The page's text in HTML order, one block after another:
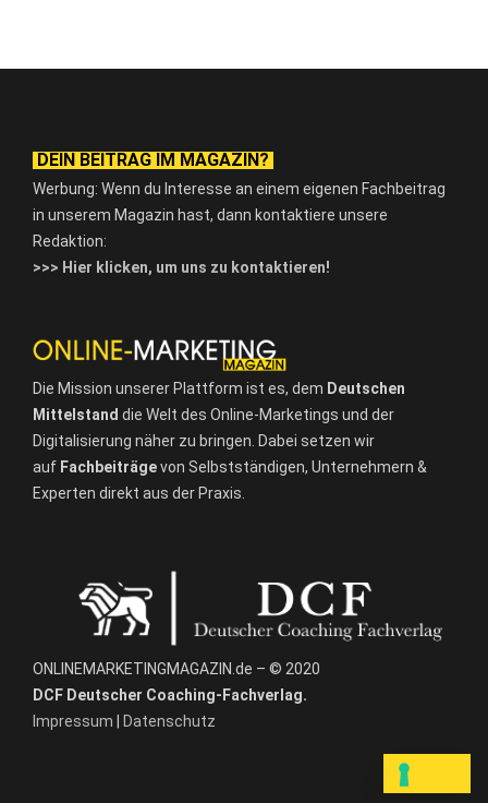
DEIN BEITRAG IM MAGAZIN?
Werbung: Wenn du Interesse an einem eigenen Fachbeitrag
in unserem Magazin hast, dann kontaktiere unsere
Redaktion:
>>> Hier klicken, um uns zu kontaktieren!
Die Mission unserer Plattform ist es, dem Deutschen
Mittelstand die Welt des Online-Marketings und der
Digitalisierung näher zu bringen. Dabei setzen wir
auf Fachbeiträgevon Selbstständigen, Unternehmern &
Experten direkt aus der Praxis.
ONLINEMARKETINGMAGAZIN.de – © 2020
DCF Deutscher Coaching-Fachverlag.
Impressum
Datenschutz